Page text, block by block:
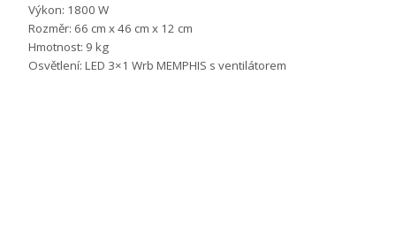
Výkon: 1800 W
Rozměr: 66 cm x 46 cm x 12 cm
Hmotnost: 9 kg
Osvětlení: LED 3×1 Wrb MEMPHIS s ventilátorem